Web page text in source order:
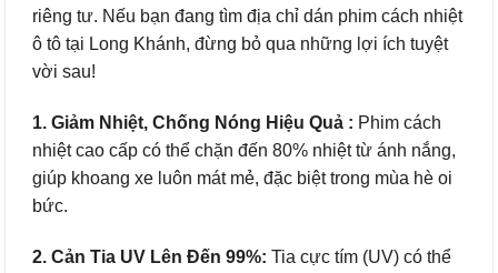
riêng tư. Nếu bạn đang tìm địa chỉ dán phim cách nhiệt
ô tô tại Long Khánh, đừng bỏ qua những lợi ích tuyệt
vời sau!
1. Giảm Nhiệt, Chống Nóng Hiệu Quả : Phim cách
nhiệt cao cấp có thể chặn đến 80% nhiệt từ ánh nắng,
giúp khoang xe luôn mát mẻ, đặc biệt trong mùa hè oi
bức.
2. Cản Tia UV Lên Đến 99%: Tia cực tím (UV) có thể